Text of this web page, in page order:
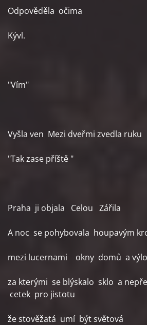
Odpověděla očima
Kývl.
"Vím"
Vyšla ven Mezi dveřmi zvedla ruku
"Tak zase příště "
Praha ji objala Celou Zářila
A noc se pohybovala houpavým
mezi lucernami okny domů a
za kterými se blýskalo sklo a
cetek pro jistotu
že stověžatá umí být světová